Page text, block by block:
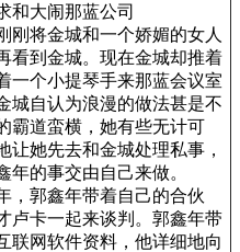
和大闹那蓝公司
将金城和一个娇媚的女人
看到金城。现在金城却推着
一个小提琴手来那蓝会议室
城自认为浪漫的做法甚是不
霸道蛮横，她有些无计可
让她先去和金城处理私事，
年的事交由自己来做。
，郭鑫年带着自己的合伙
卢卡一起来谈判。郭鑫年带
联网软件资料，他详细地向